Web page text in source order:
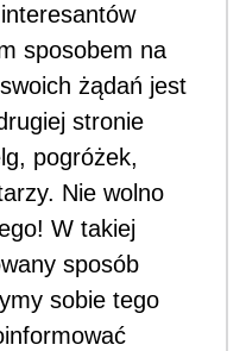
sposobem na
żądań jest
stronie
pogróżek,
Nie wolno
W takiej
sposób
sobie tego